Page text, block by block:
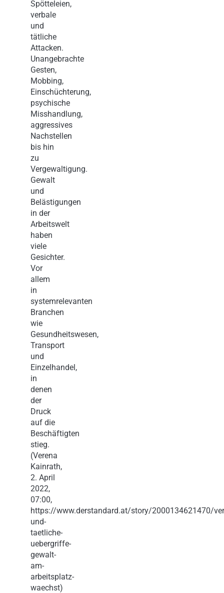
Spötteleien,
verbale
und
tätliche
Attacken.
Unangebrachte
Gesten,
Mobbing,
Einschüchterung,
psychische
Misshandlung,
aggressives
Nachstellen
bis hin
zu
Vergewaltigung.
Gewalt
und
Belästigungen
in der
Arbeitswelt
haben
viele
Gesichter.
Vor
allem
in
systemrelevanten
Branchen
wie
Gesundheitswesen,
Transport
und
Einzelhandel,
in
denen
der
Druck
auf die
Beschäftigten
stieg.
(Verena
Kainrath,
2. April
2022,
07:00,
https://www.derstandard.at/story/2000134621470/
und-
taetliche-
uebergriffe-
gewalt-
am-
arbeitsplatz-
waechst)